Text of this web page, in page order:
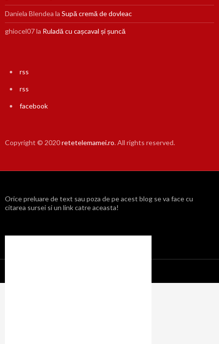
Daniela Blendea la Supă cremă de dovleac
ghiocel07la Ruladă cu cașcaval și șuncă
rss
rss
facebook
Copyright © 2020retetelemamei.ro. All rights reserved.
Orice preluare de text sau poza de pe acest blog se va face cu
citarea sursei si un link catre aceasta!